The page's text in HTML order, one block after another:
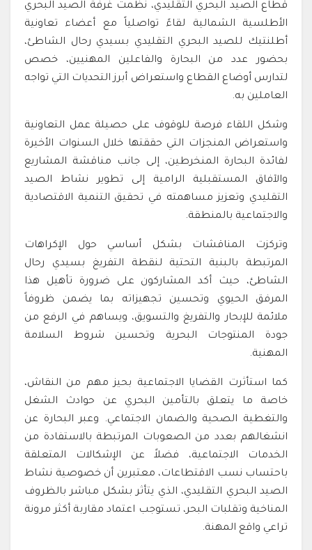
قطاع الصيد البحري التقليدي، نظمت غرفة الصيد البحري
الأطلسية الشمالية لقاءً تواصلياً مع أعضاء تعاونية
أطلنتيك للصيد البحري التقليدي بسيدي رحال الشاطئ،
بحضور عدد من البحارة والفاعلين المهنيين، خصص
لتدارس أوضاع القطاع واستعراض أبرز التحديات التي تواجه
العاملين به.
وشكل اللقاء فرصة للوقوف على حصيلة عمل التعاونية
واستعراض المنجزات التي حققتها خلال السنوات الأخيرة
لفائدة البحارة المنخرطين، إلى جانب مناقشة المشاريع
والآفاق المستقبلية الرامية إلى تطوير نشاط الصيد
التقليدي وتعزيز مساهمته في تحقيق التنمية الاقتصادية
والاجتماعية بالمنطقة.
وتركزت المناقشات بشكل أساسي حول الإكراهات
المرتبطة بالبنية التحتية لنقطة التفريغ بسيدي رحال
الشاطئ، حيث أكد المشاركون على ضرورة تأهيل هذا
المرفق الحيوي وتحسين تجهيزاته بما يضمن ظروفاً
ملائمة للإبحار والتفريغ والتسويق، ويساهم في الرفع من
جودة المنتوجات البحرية وتحسين شروط السلامة
المهنية.
كما استأثرت القضايا الاجتماعية بحيز مهم من النقاش،
خاصة ما يتعلق بالتأمين البحري عن حوادث الشغل
والتغطية الصحية والضمان الاجتماعي. وعبر البحارة عن
انشغالهم بعدد من الصعوبات المرتبطة بالاستفادة من
الخدمات الاجتماعية، فضلاً عن الإشكالات المتعلقة
باحتساب نسب الاقتطاعات، معتبرين أن خصوصية نشاط
الصيد البحري التقليدي، الذي يتأثر بشكل مباشر بالظروف
المناخية وتقلبات البحر، تستوجب اعتماد مقاربة أكثر مرونة
تراعي واقع المهنة.